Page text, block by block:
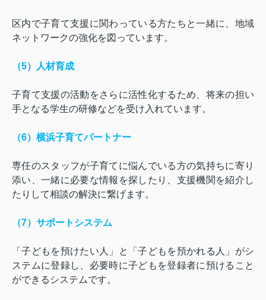
区内で子育て支援に関わっている方たちと一緒に、地域
ネットワークの強化を図っています。
（5）人材育成
子育て支援の活動をさらに活性化するため、将来の担い
手となる学生の研修などを受け入れています。
（6）横浜子育てパートナー
専任のスタッフが子育てに悩んでいる方の気持ちに寄り
添い、一緒に必要な情報を探したり、支援機関を紹介し
たりして相談の解決に繋げます。
（7）サポートシステム
「子どもを預けたい人」と「子どもを預かれる人」がシ
ステムに登録し、必要時に子どもを登録者に預けること
ができるシステムです。